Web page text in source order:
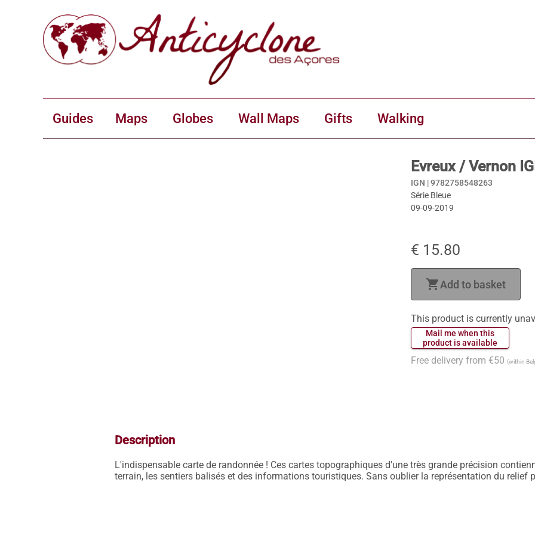
Guides Maps Globes Wall Maps Gifts Walking
Evreux / Vernon
IGN |9782758548263
Série Bleue
09-09-2019
€ 15.80
shopping_cartAdd to basket
This product is currently
Mail me when this
Free delivery from €50 (within
Description
L'indispensable carte de randonnée ! Ces cartes topographiques d'une très grande précision
terrain, les sentiers balisés et des informations touristiques. Sans oublier la représentation du relief